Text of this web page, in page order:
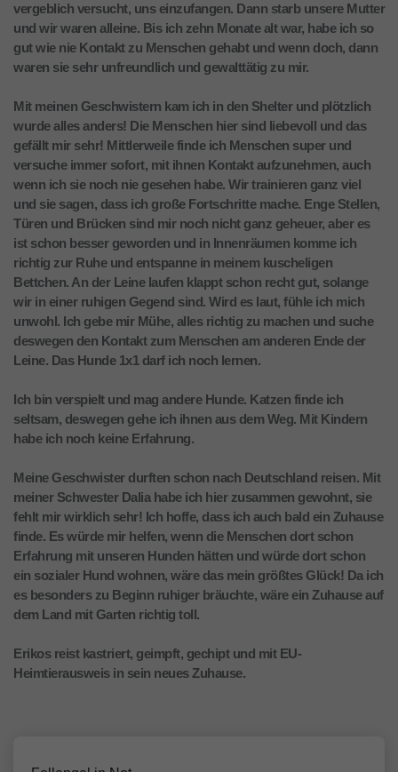
vergeblich versucht, uns einzufangen. Dann starb unsere Mutter
und wir waren alleine. Bis ich zehn Monate alt war, habe ich so
gut wie nie Kontakt zu Menschen gehabt und wenn doch, dann
waren sie sehr unfreundlich und gewalttätig zu mir.
Mit meinen Geschwistern kam ich in den Shelter und plötzlich
wurde alles anders! Die Menschen hier sind liebevoll und das
gefällt mir sehr! Mittlerweile finde ich Menschen super und
versuche immer sofort, mit ihnen Kontakt aufzunehmen, auch
wenn ich sie noch nie gesehen habe. Wir trainieren ganz viel
und sie sagen, dass ich große Fortschritte mache. Enge Stellen,
Türen und Brücken sind mir noch nicht ganz geheuer, aber es
ist schon besser geworden und in Innenräumen komme ich
richtig zur Ruhe und entspanne in meinem kuscheligen
Bettchen. An der Leine laufen klappt schon recht gut, solange
wir in einer ruhigen Gegend sind. Wird es laut, fühle ich mich
unwohl. Ich gebe mir Mühe, alles richtig zu machen und suche
deswegen den Kontakt zum Menschen am anderen Ende der
Leine. Das Hunde 1x1 darf ich noch lernen.
Ich bin verspielt und mag andere Hunde. Katzen finde ich
seltsam, deswegen gehe ich ihnen aus dem Weg. Mit Kindern
habe ich noch keine Erfahrung.
Meine Geschwister durften schon nach Deutschland reisen. Mit
meiner Schwester Dalia habe ich hier zusammen gewohnt, sie
fehlt mir wirklich sehr! Ich hoffe, dass ich auch bald ein Zuhause
finde. Es würde mir helfen, wenn die Menschen dort schon
Erfahrung mit unseren Hunden hätten und würde dort schon
ein sozialer Hund wohnen, wäre das mein größtes Glück! Da ich
es besonders zu Beginn ruhiger bräuchte, wäre ein Zuhause auf
dem Land mit Garten richtig toll.
Erikos reist kastriert, geimpft, gechipt und mit EU-
Heimtierausweis in sein neues Zuhause.